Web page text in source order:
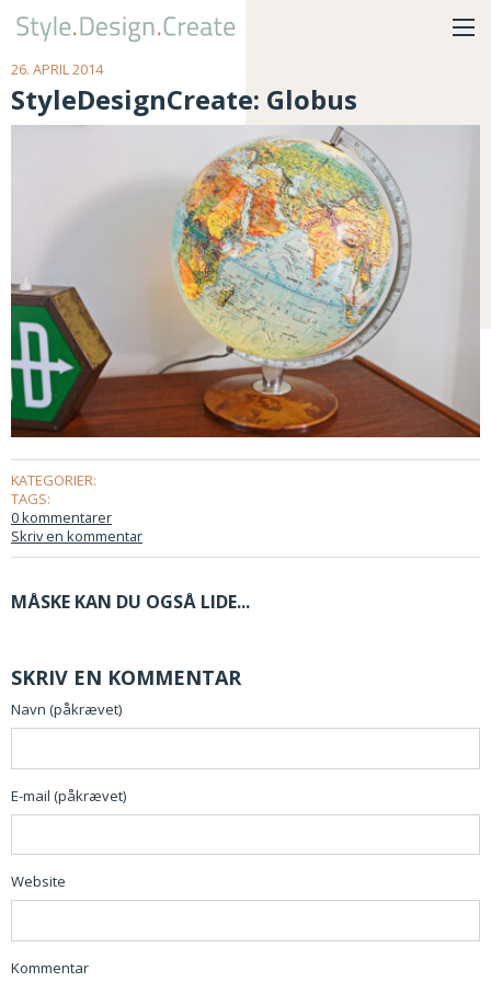
26. APRIL 2014
StyleDesignCreate: Globus
KATEGORIER:
TAGS:
0 kommentarer
Skriv en kommentar
MÅSKE KAN DU OGSÅ LIDE...
SKRIV EN KOMMENTAR
Navn (påkrævet)
E-mail (påkrævet)
Website
Kommentar